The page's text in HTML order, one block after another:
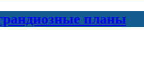
планы